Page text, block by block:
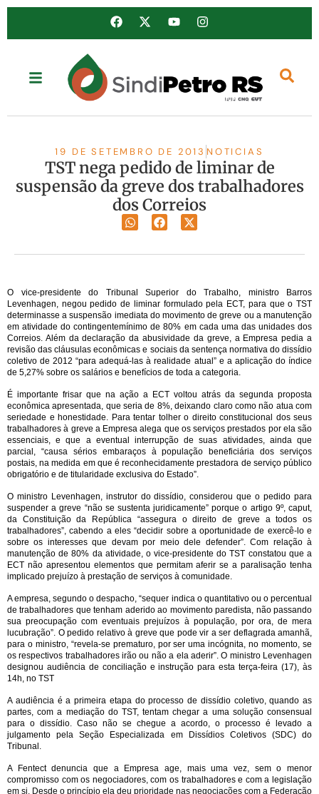
19 DE SETEMBRO DE 2013 NOTICIAS
TST nega pedido de liminar de
suspensão da greve dos trabalhadores
dos Correios
O vice-presidente do Tribunal Superior do Trabalho, ministro Barros
Levenhagen, negou pedido de liminar formulado pela ECT, para que o TST
determinasse a suspensão imediata do movimento de greve ou a manutenção
em atividade do contingentemínimo de 80% em cada uma das unidades dos
Correios. Além da declaração da abusividade da greve, a Empresa pedia a
revisão das cláusulas econômicas e sociais da sentença normativa do dissídio
coletivo de 2012 “para adequá-las à realidade atual” e a aplicação do índice
de 5,27% sobre os salários e benefícios de toda a categoria.
É importante frisar que na ação a ECT voltou atrás da segunda proposta
econômica apresentada, que seria de 8%, deixando claro como não atua com
seriedade e honestidade. Para tentar tolher o direito constitucional dos seus
trabalhadores à greve a Empresa alega que os serviços prestados por ela são
essenciais, e que a eventual interrupção de suas atividades, ainda que
parcial, “causa sérios embaraços à população beneficiária dos serviços
postais, na medida em que é reconhecidamente prestadora de serviço público
obrigatório e de titularidade exclusiva do Estado”.
O ministro Levenhagen, instrutor do dissídio, considerou que o pedido para
suspender a greve “não se sustenta juridicamente” porque o artigo 9º, caput,
da Constituição da República “assegura o direito de greve a todos os
trabalhadores”, cabendo a eles “decidir sobre a oportunidade de exercê-lo e
sobre os interesses que devam por meio dele defender”. Com relação à
manutenção de 80% da atividade, o vice-presidente do TST constatou que a
ECT não apresentou elementos que permitam aferir se a paralisação tenha
implicado prejuízo à prestação de serviços à comunidade.
A empresa, segundo o despacho, “sequer indica o quantitativo ou o percentual
de trabalhadores que tenham aderido ao movimento paredista, não passando
sua preocupação com eventuais prejuízos à população, por ora, de mera
lucubração”. O pedido relativo à greve que pode vir a ser deflagrada amanhã,
para o ministro, “revela-se prematuro, por ser uma incógnita, no momento, se
os respectivos trabalhadores irão ou não a ela aderir”. O ministro Levenhagen
designou audiência de conciliação e instrução para esta terça-feira (17), às
14h, no TST
A audiência é a primeira etapa do processo de dissídio coletivo, quando as
partes, com a mediação do TST, tentam chegar a uma solução consensual
para o dissídio. Caso não se chegue a acordo, o processo é levado a
julgamento pela Seção Especializada em Dissídios Coletivos (SDC) do
Tribunal.
A Fentect denuncia que a Empresa age, mais uma vez, sem o menor
compromisso com os negociadores, com os trabalhadores e com a legislação
em si. Desde o princípio ela deu prioridade nas negociações com a Federação